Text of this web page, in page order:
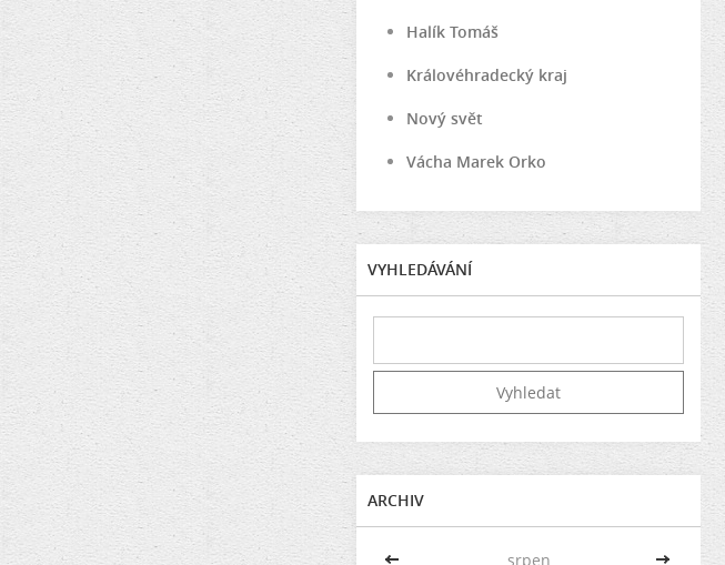
Halík Tomáš
Královéhradecký kraj
Nový svět
Vácha Marek Orko
VYHLEDÁVÁNÍ
ARCHIV
<< srpen >>